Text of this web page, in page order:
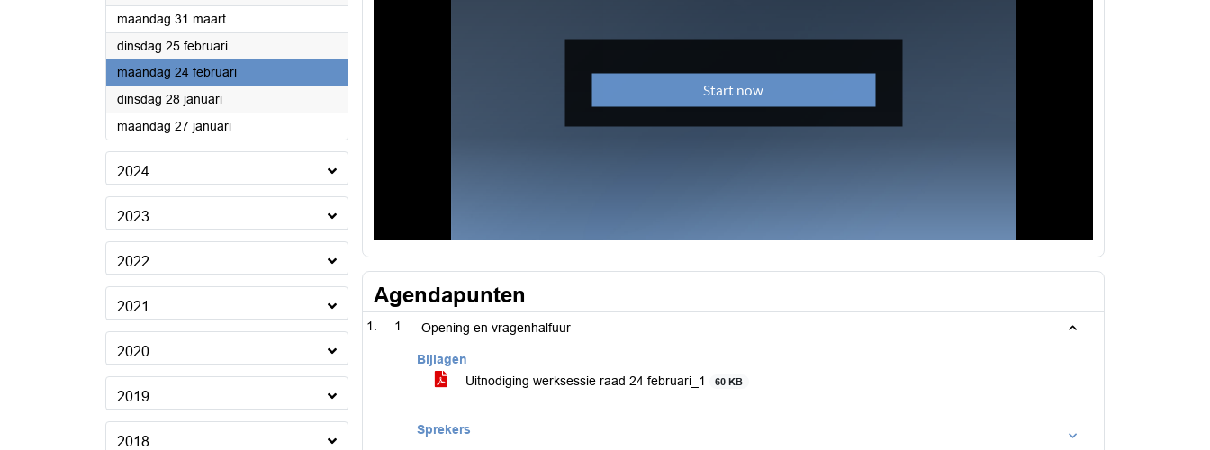
maandag 31 maart2025
dinsdag 25 februari2025
maandag 24 februari2025
dinsdag 28 januari2025
maandag 27 januari2025
2024
2023
2022
2021
2020
2019
2018
Agendapunten
1 Opening en vragenhalfuur
Bijlagen
Uitnodiging werksessie raad 24 februari_1
60 KB
Sprekers